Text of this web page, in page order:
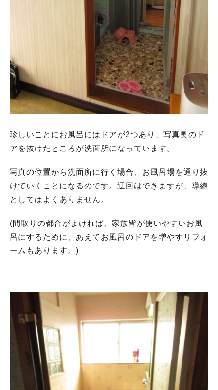
珍しいことにお風呂にはドアが2つあり、写真奥のド
アを抜けたところが洗面所になっています。
写真の位置から洗面所に行く場合、お風呂場を通り抜
けていくことになるのです。迂回はできますが、導線
としてはよくありません。
(間取りの都合がよければ、家族皆が使いやすいお風
呂にするために、あえてお風呂のドアを増やすリフォ
ームもあります。)